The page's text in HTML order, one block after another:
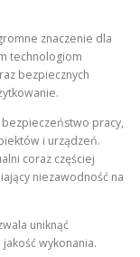
znaczenie dla
technologiom
bezpiecznych
bezpieczeństwo pracy,
i urządzeń.
coraz częściej
niezawodność na
uniknąć
wykonania.